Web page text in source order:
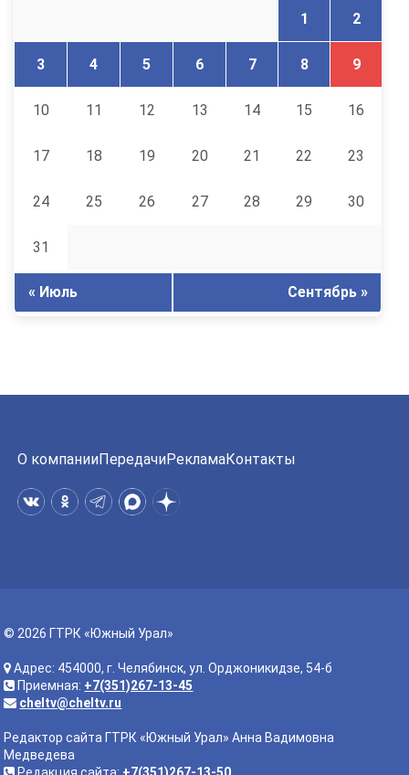
1 2
3 4 5 6 7 8 9
10 11 12 13 14 15 16
17 18 19 20 21 22 23
24 25 26 27 28 29 30
31
« Июль Сентябрь »
О компанииПередачиРекламаКонтакты
© 2026 ГТРК «Южный Урал»
Адрес: 454000, г. Челябинск, ул. Орджоникидзе, 54-б
Приемная: +7(351)267-13-45
cheltv@cheltv.ru
Редактор сайта ГТРК «Южный Урал» Анна Вадимовна
Медведева